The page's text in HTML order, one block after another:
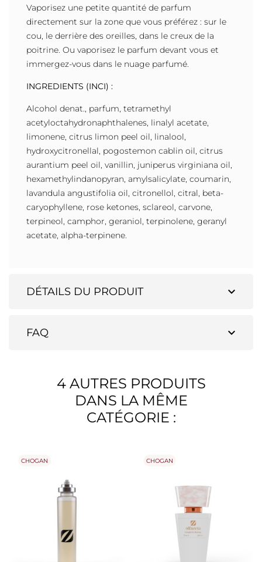
Vaporisez une petite quantité de parfum
directement sur la zone que vous préférez : sur le
cou, le derrière des oreilles, dans le creux de la
poitrine. Ou vaporisez le parfum devant vous et
immergez-vous dans le nuage parfumé.
INGREDIENTS (INCI) :
Alcohol denat., parfum, tetramethyl
acetyloctahydronaphthalenes, linalyl acetate,
limonene, citrus limon peel oil, linalool,
hydroxycitronellal, pogostemon cablin oil, citrus
aurantium peel oil, vanillin, juniperus virginiana oil,
hexamethylindanopyran, amylsalicylate, coumarin,
lavandula angustifolia oil, citronellol, citral, beta-
caryophyllene, rose ketones, sclareol, carvone,
terpineol, camphor, geraniol, terpinolene, geranyl
acetate, alpha-terpinene.
expand_more
DÉTAILS DU PRODUIT
expand_more
FAQ
4 AUTRES PRODUITS
DANS LA MÊME
CATÉGORIE :
CHOGAN CHOGAN